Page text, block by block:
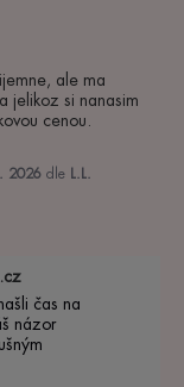
ale ma
jelikoz si nanasim
cenou.
2026 dle L.L.
čas na
názor